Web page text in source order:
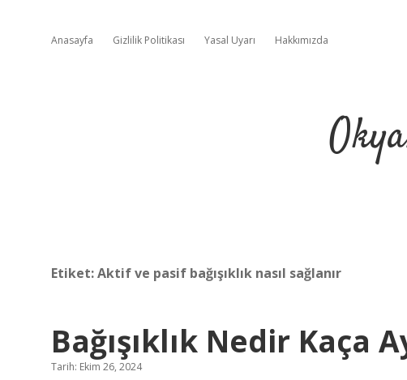
Anasayfa Gizlilik Politikası Yasal Uyarı Hakkımızda
Etiket:Aktif ve pasif bağışıklık nasıl sağlanır
Bağışıklık Nedir Kaça
Tarih: Ekim 26, 2024